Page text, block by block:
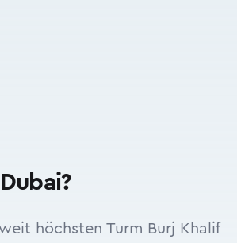
höchsten Turm Burj Khalif